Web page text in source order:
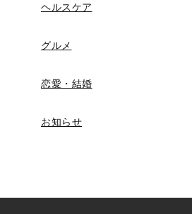
ヘルスケア
グルメ
恋愛・結婚
お知らせ